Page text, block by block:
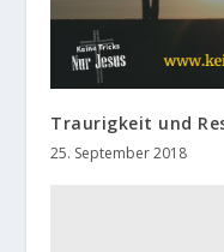
Traurigkeit und
25. September 2018